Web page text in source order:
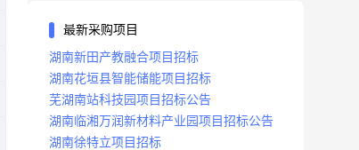
最新采购项目
湖南新田产教融合项目招标
湖南花垣县智能储能项目招标
芜湖南站科技园项目招标公告
湖南临湘万润新材料产业园项目招标公告
湖南徐特立项目招标